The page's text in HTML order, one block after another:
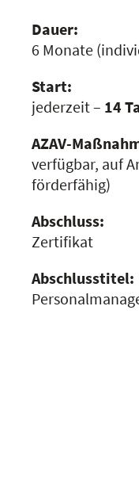
Dauer:
6 Monate
Start:
jederzeit – 14
AZAV-
verfügbar, auf
förderfähig)
Abschluss:
Zertifikat
Abschlusstitel: